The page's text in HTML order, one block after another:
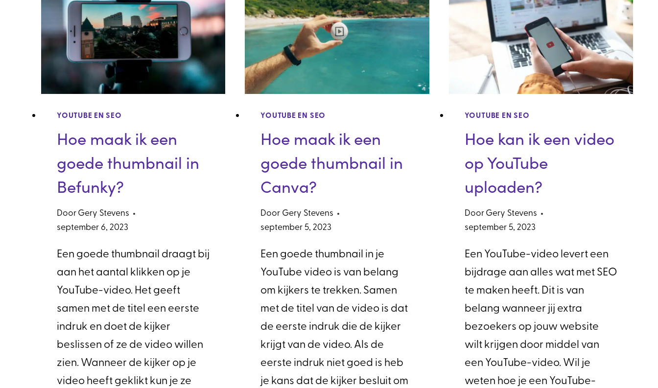
IK
HEM
TOE?
PLAATSEN?
YOUTUBE EN SEO
Hoe maak ik een
goede thumbnail in
Befunky?
Door Gery Stevens
september 6, 2023
Een goede thumbnail draagt bij
aan het aantal klikken op je
YouTube-video. Het geeft
samen met de titel een eerste
indruk en doet de kijker
beslissen of ze de video willen
zien. Wanneer de kijker op je
video heeft geklikt kun je ze
YOUTUBE EN SEO
Hoe maak ik een
goede thumbnail in
Canva?
Door Gery Stevens
september 5, 2023
Een goede thumbnail in je
YouTube video is van belang
om kijkers te trekken. Samen
met de titel van de video is dat
de eerste indruk die de kijker
krijgt van de video. Als de
eerste indruk niet goed is heb
je kans dat de kijker besluit om
YOUTUBE EN SEO
Hoe kan ik een video
op YouTube
uploaden?
Door Gery Stevens
september 5, 2023
Een YouTube-video levert een
bijdrage aan alles wat met SEO
te maken heeft. Dit is van
belang wanneer jij extra
bezoekers op jouw website
wilt krijgen door middel van
een YouTube-video. Wil je
weten hoe je een YouTube-